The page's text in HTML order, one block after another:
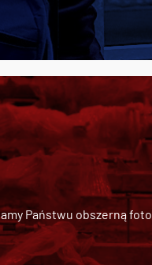
Państwu obszerną